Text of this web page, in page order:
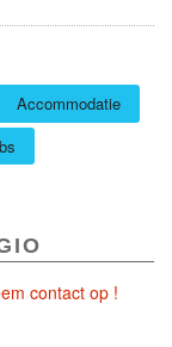
Accommodatie
contact op !